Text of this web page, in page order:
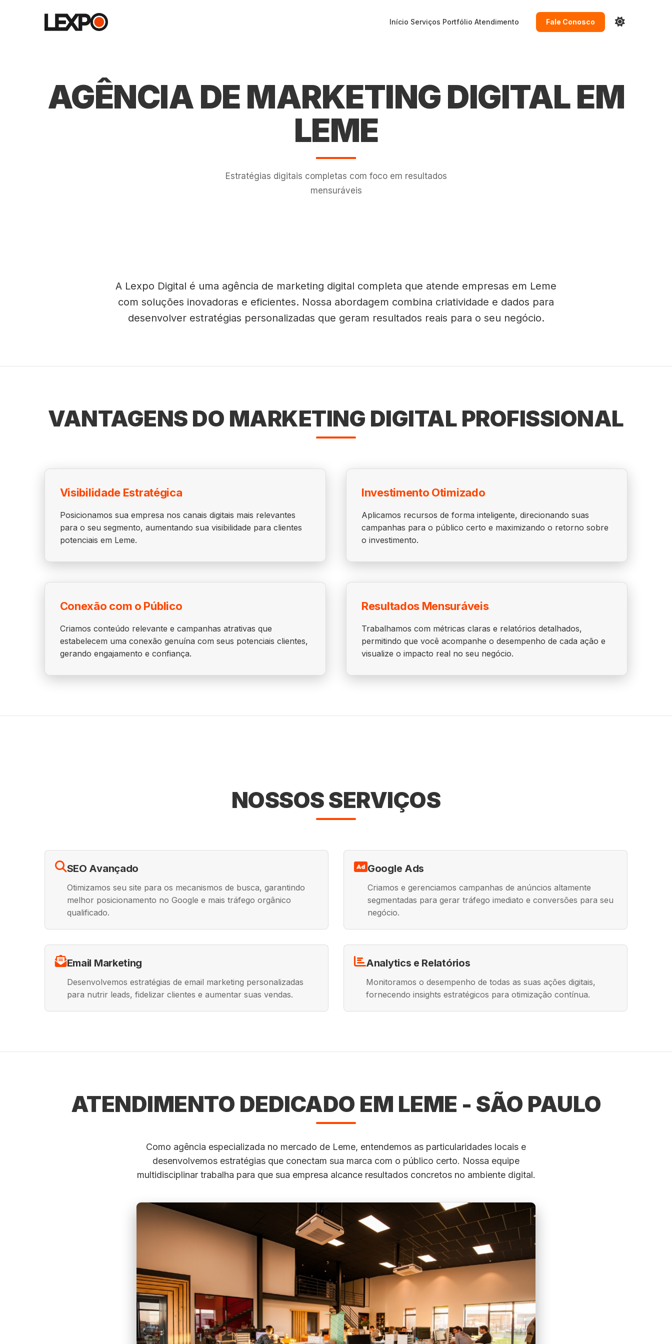
Início Serviços Portfólio Atendimento Fale Conosco
AGÊNCIA DE MARKETING DIGITAL EM
LEME
Estratégias digitais completas com foco em resultados
mensuráveis
A Lexpo Digital é uma agência de marketing digital completa que atende empresas em Leme
com soluções inovadoras e eficientes. Nossa abordagem combina criatividade e dados para
desenvolver estratégias personalizadas que geram resultados reais para o seu negócio.
VANTAGENS DO MARKETING DIGITAL PROFISSIONAL
Visibilidade Estratégica
Posicionamos sua empresa nos canais digitais mais relevantes
para o seu segmento, aumentando sua visibilidade para clientes
potenciais em Leme.
Investimento Otimizado
Aplicamos recursos de forma inteligente, direcionando suas
campanhas para o público certo e maximizando o retorno sobre
o investimento.
Conexão com o Público
Criamos conteúdo relevante e campanhas atrativas que
estabelecem uma conexão genuína com seus potenciais clientes,
gerando engajamento e confiança.
Resultados Mensuráveis
Trabalhamos com métricas claras e relatórios detalhados,
permitindo que você acompanhe o desempenho de cada ação e
visualize o impacto real no seu negócio.
NOSSOS SERVIÇOS
SEO Avançado
Otimizamos seu site para os mecanismos de busca, garantindo
melhor posicionamento no Google e mais tráfego orgânico
qualificado.
Google Ads
Criamos e gerenciamos campanhas de anúncios altamente
segmentadas para gerar tráfego imediato e conversões para seu
negócio.
Email Marketing
Desenvolvemos estratégias de email marketing personalizadas
para nutrir leads, fidelizar clientes e aumentar suas vendas.
Analytics e Relatórios
Monitoramos o desempenho de todas as suas ações digitais,
fornecendo insights estratégicos para otimização contínua.
ATENDIMENTO DEDICADO EM LEME - SÃO PAULO
Como agência especializada no mercado de Leme, entendemos as particularidades locais e
desenvolvemos estratégias que conectam sua marca com o público certo. Nossa equipe
multidisciplinar trabalha para que sua empresa alcance resultados concretos no ambiente digital.